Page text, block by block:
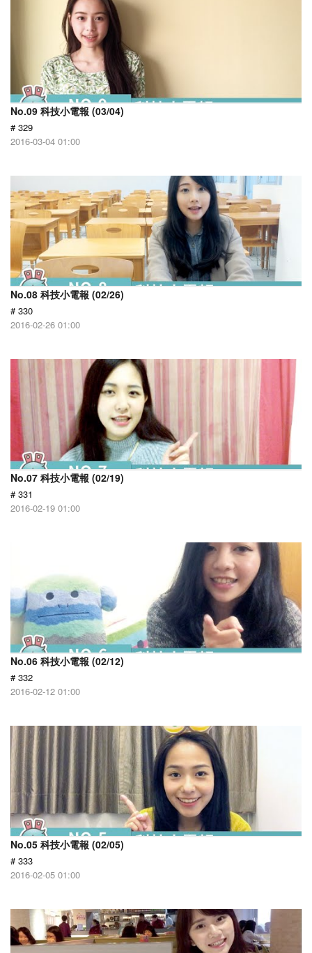
No.09 科技小電報 (03/04)
# 329
2016-03-04 01:00
No.08 科技小電報 (02/26)
# 330
2016-02-26 01:00
No.07 科技小電報 (02/19)
# 331
2016-02-19 01:00
No.06 科技小電報 (02/12)
# 332
2016-02-12 01:00
No.05 科技小電報 (02/05)
# 333
2016-02-05 01:00